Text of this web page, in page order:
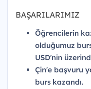
BAŞARILARIMIZ
Öğrencilerin
olduğumuz
USD'nin
Çin'e başvuru
burs kazandı.